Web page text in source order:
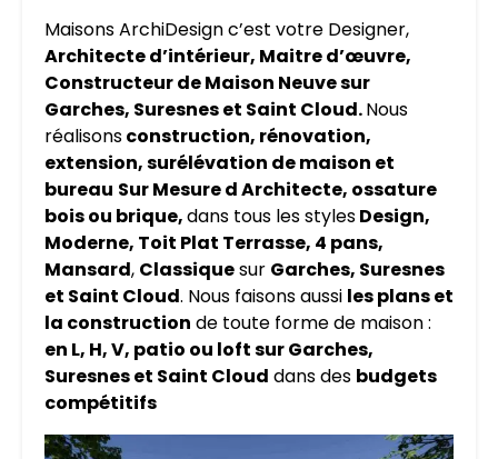
Maisons ArchiDesign c’est votre Designer,
Architecte d’intérieur, Maitre d’œuvre,
Constructeur de Maison Neuve sur
Garches, Suresnes et Saint Cloud.Nous
réalisonsconstruction, rénovation,
extension, surélévation de maison et
bureau Sur Mesure d Architecte, ossature
bois ou brique,dans tous les stylesDesign,
Moderne, Toit Plat Terrasse, 4 pans,
Mansard, Classiquesur Garches, Suresnes
et Saint Cloud. Nous faisons aussi les plans et
la construction de toute forme de maison :
en L, H, V, patio ou loft sur Garches,
Suresnes et Saint Cloud dans des budgets
compétitifs